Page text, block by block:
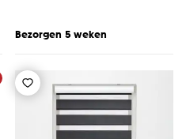
Bezorgen 5 weken